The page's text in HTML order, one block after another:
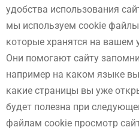
удобства использования
мы используем cookie
которые хранятся на вашем
Они помогают сайту
например на каком языке
какие страницы вы уже
будет полезна при
файлам cookie просмотр